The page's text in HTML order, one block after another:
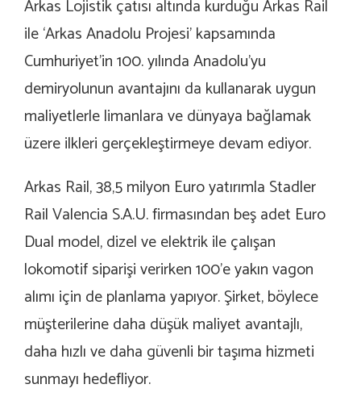
Arkas Lojistik çatısı altında kurduğu Arkas Rail
ile ‘Arkas Anadolu Projesi’ kapsamında
Cumhuriyet’in 100. yılında Anadolu’yu
demiryolunun avantajını da kullanarak uygun
maliyetlerle limanlara ve dünyaya bağlamak
üzere ilkleri gerçekleştirmeye devam ediyor.
Arkas Rail, 38,5 milyon Euro yatırımla Stadler
Rail Valencia S.A.U. firmasından beş adet Euro
Dual model, dizel ve elektrik ile çalışan
lokomotif siparişi verirken 100’e yakın vagon
alımı için de planlama yapıyor. Şirket, böylece
müşterilerine daha düşük maliyet avantajlı,
daha hızlı ve daha güvenli bir taşıma hizmeti
sunmayı hedefliyor.